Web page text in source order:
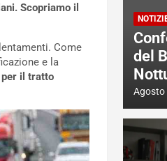
Scopriamo il
Come
e la
il tratto
del
Agosto